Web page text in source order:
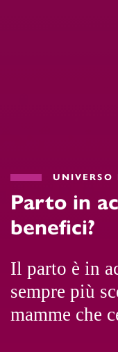
UNIVERSO
Parto in
benefici?
Il parto è in
sempre più
mamme che